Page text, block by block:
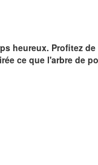
heureux. Profitez
ce que l'arbre de